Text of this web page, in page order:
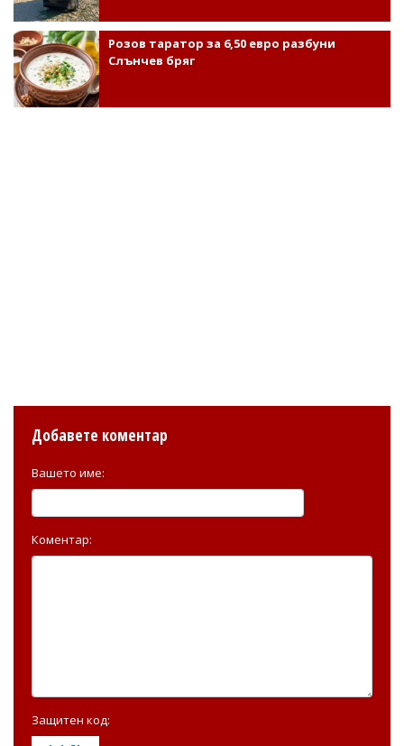
Розов таратор за 6,50 евро разбуни
Слънчев бряг
Добавете коментар
Вашето име:
Коментар:
Защитен код: